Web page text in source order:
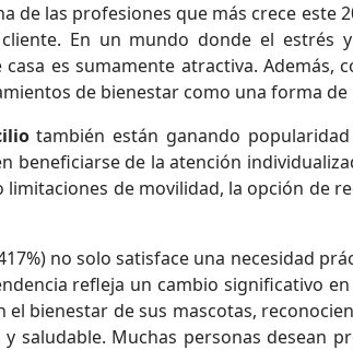
de las profesiones que más crece este
En un mundo donde el estrés
es sumamente atractiva.
de bienestar como una forma
también están ganando popularidad
beneficiarse de la atención
de movilidad, la opción de
no solo satisface una necesidad
refleja un cambio significativo
el bienestar de sus mascotas,
saludable. Muchas personas desean